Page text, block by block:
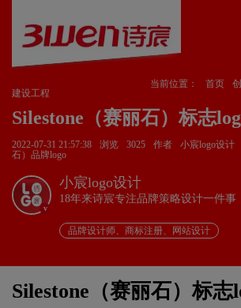
当前位置： 首页
建设工程
Silestone（赛丽石）标志
2022-07-31 21:57:38 浏览 3025 作者 小宸logo设计
石）品牌logo
v
小宸logo设计
18年来诗宸专注品牌策略设计一件事
品牌设计师、商标注册、网站设计
Silestone（赛丽石）标志